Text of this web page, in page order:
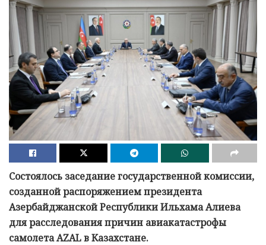
Состоялось заседание государственной комиссии,
созданной распоряжением президента
Азербайджанской Республики Ильхама Алиева
для расследования причин авиакатастрофы
самолета AZAL в Казахстане.